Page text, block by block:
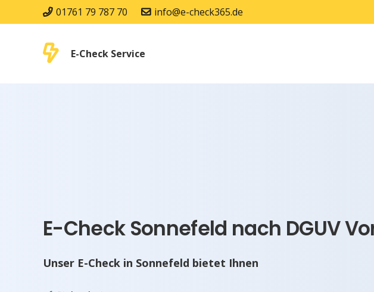
01761 79 787 70 info@e-check365.de
E-Check Service
E-Check Sonnefeld nach DGUV
Unser E-Check in Sonnefeld bietet Ihnen